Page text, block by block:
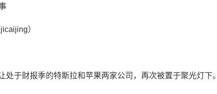
）
处于财报季的特斯拉和苹果两家公司，再次被置于聚光灯下。